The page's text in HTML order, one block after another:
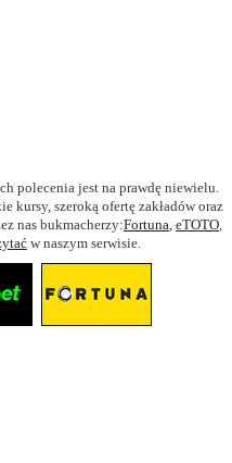
polecenia jest na prawdę niewielu.
kursy, szeroką ofertę zakładów oraz
nas bukmacherzy:Fortuna, eTOTO,
w naszym serwisie.